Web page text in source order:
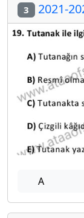
3 2021-
A